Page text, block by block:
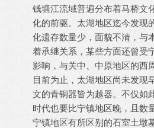
钱塘江流域普遍分布着马桥文
化的前驱。太湖地区迄今发现
化遗存数量少，面貌不清，与
着承继关系，某些方面还曾受
影响，与关中、中原地区的西
目前为止，太湖地区尚未发现
文的青铜器皆为越器。不仅如
时代也要比宁镇地区晚，且数
宁镇地区有所区别的石室土墩